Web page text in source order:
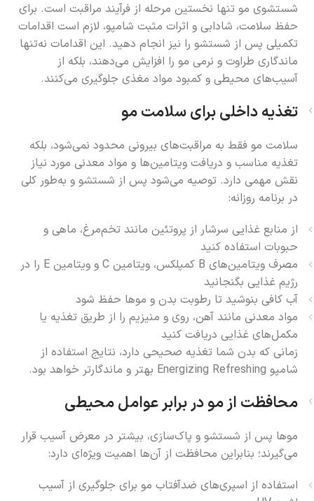
شستشوی مو تنها نخستین مرحله از فرآیند مراقبت است. برای
حفظ سلامت، شادابی و اثرات مثبت شامپو، لازم است اقدامات
تکمیلی پس از شستشو را نیز انجام دهید. این اقدامات نه‌تنها
ماندگاری طراوت و نرمی مو را افزایش می‌دهند، بلکه از
آسیب‌های محیطی و کمبود مواد مغذی جلوگیری می‌کنند.
تغذیه داخلی برای سلامت مو
سلامت مو فقط به مراقبت‌های بیرونی محدود نمی‌شود، بلکه
تغذیه مناسب و دریافت ویتامین‌ها و مواد معدنی مورد نیاز
نقش مهمی دارد. توصیه می‌شود پس از شستشو و به‌طور کلی
در برنامه روزانه:
از منابع غذایی سرشار از پروتئین مانند تخم‌مرغ، ماهی و
حبوبات استفاده کنید
مصرف ویتامین‌های B کمپلکس، ویتامین C و ویتامین E را در
رژیم غذایی بگنجانید
آب کافی بنوشید تا رطوبت بدن و موها حفظ شود
مواد معدنی مانند آهن، روی و منیزیم را از طریق تغذیه یا
مکمل‌های غذایی دریافت کنید
زمانی که بدن شما تغذیه صحیحی دارد، نتایج استفاده از
شامپو Energizing Refreshing بهتر و ماندگارتر خواهد بود.
محافظت از مو در برابر عوامل محیطی
موها پس از شستشو و پاک‌سازی، بیشتر در معرض آسیب قرار
می‌گیرند؛ بنابراین محافظت از آن‌ها اهمیت ویژه‌ای دارد:
استفاده از اسپری‌های ضدآفتاب مو برای جلوگیری از آسیب